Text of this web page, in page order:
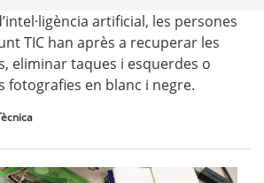
artificial, les persones
TIC han après a recuperar les
eliminar taques i esquerdes o
fotografies en blanc i negre.